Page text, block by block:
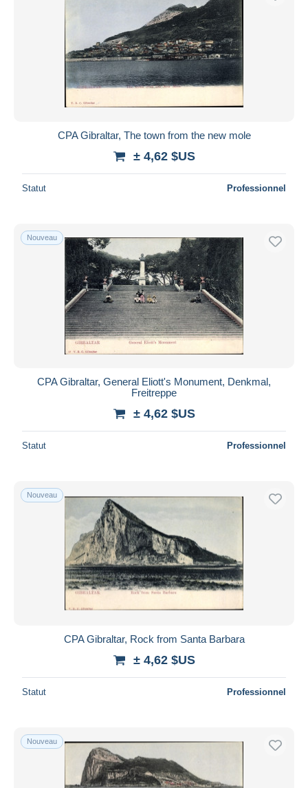
CPA Gibraltar, The town from the new mole
± 4,62 $US
Statut Professionnel
Nouveau
CPA Gibraltar, General Eliott's Monument, Denkmal,
Freitreppe
± 4,62 $US
Statut Professionnel
Nouveau
CPA Gibraltar, Rock from Santa Barbara
± 4,62 $US
Statut Professionnel
Nouveau